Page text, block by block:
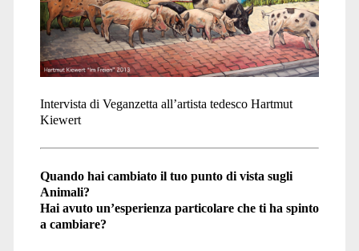
Intervista di Veganzetta all’artista tedesco Hartmut
Kiewert
Quando hai cambiato il tuo punto di vista sugli
Animali?
Hai avuto un’esperienza particolare che ti ha spinto
a cambiare?